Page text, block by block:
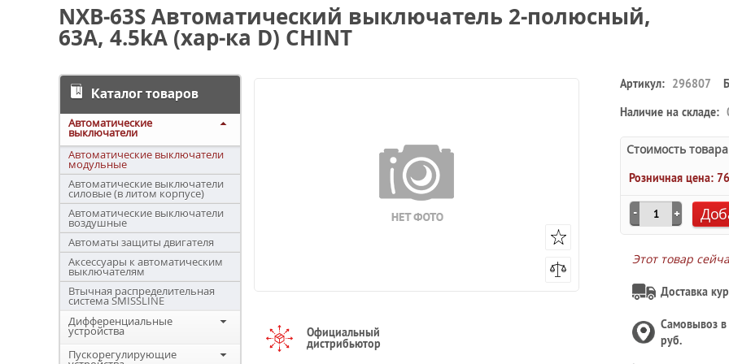
NXB-63S Автоматический выключатель 2-полюсный,
63А, 4.5kA (хар-ка D) CHINT
Каталог товаров
Автоматические
выключатели
Автоматические выключатели
модульные
Автоматические выключатели
силовые (в литом корпусе)
Автоматические выключатели
воздушные
Автоматы защиты двигателя
Аксессуары к автоматическим
выключателям
Втычная распределительная
система SMISSLINE
Дифференциальные
устройства
Пускорегулирующие
Официальный
дистрибьютор
Артикул: 296807
Наличие на складе:
Стоимость
Розничная цена:
Этот товар
Доставка
Самовывоз в
руб.